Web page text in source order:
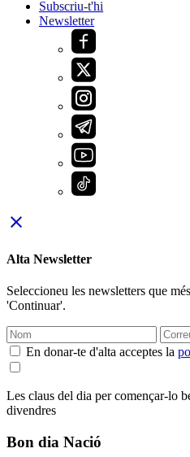
Subscriu-t'hi
Newsletter
close
Alta Newsletter
Seleccioneu les newsletters que
'Continuar'.
En donar-te d'alta acceptes la
Les claus del dia per començar-lo
divendres
Bon dia Nació